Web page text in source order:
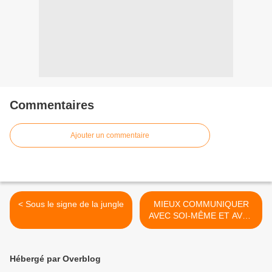
Commentaires
Ajouter un commentaire
< Sous le signe de la jungle
MIEUX COMMUNIQUER
AVEC SOI-MÊME ET AVEC
LES AUTRES >
Hébergé par Overblog